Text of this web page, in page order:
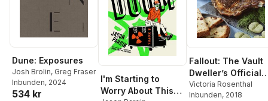
Dune: Exposures
Josh Brolin, Greg Fraser
Inbunden, 2024
534 kr
I'm Starting to
Worry About This
Fallout: The Vault
Dweller’s Official
Cookbook
Victoria Rosenthal
Inbunden, 2018